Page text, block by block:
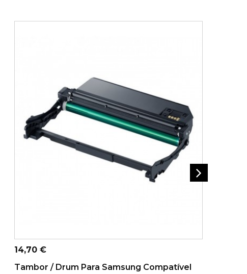
ADICIONAR AO CARRINHO
Preço
14,70 €
Tambor / Drum Para Samsung Compatível